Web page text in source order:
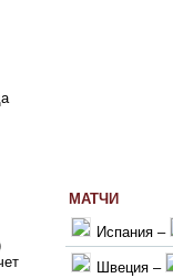
МАТЧИ
Испания –
Швеция –